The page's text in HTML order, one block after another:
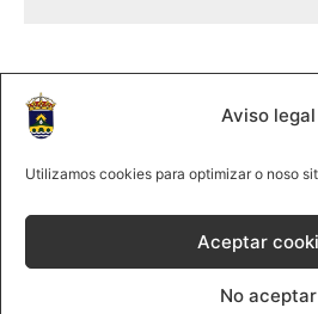
Aviso legal
Utilizamos cookies para optimizar o noso
Aceptar
No aceptar
@lmco 2025
Política de cookies
Política de privacidade